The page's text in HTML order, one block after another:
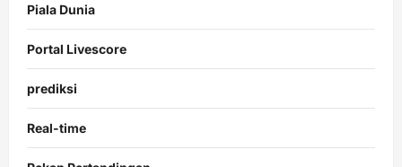
Piala Dunia
Portal Livescore
prediksi
Real-time